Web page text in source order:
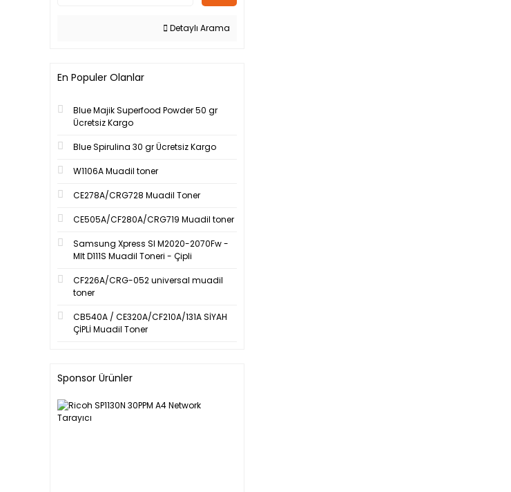
Detaylı Arama
En Populer Olanlar
Blue Majik Superfood Powder 50 gr
Ücretsiz Kargo
Blue Spirulina 30 gr Ücretsiz Kargo
W1106A Muadil toner
CE278A/CRG728 Muadil Toner
CE505A/CF280A/CRG719 Muadil toner
Samsung Xpress Sl M2020-2070Fw -
Mlt D111S Muadil Toneri - Çipli
CF226A/CRG-052 universal muadil
toner
CB540A / CE320A/CF210A/131A SİYAH
ÇİPLİ Muadil Toner
Sponsor Ürünler